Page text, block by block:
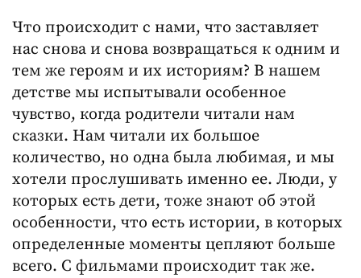
Что происходит с нами, что заставляет
нас снова и снова возвращаться к одним и
тем же героям и их историям? В нашем
детстве мы испытывали особенное
чувство, когда родители читали нам
сказки. Нам читали их большое
количество, но одна была любимая, и мы
хотели прослушивать именно ее. Люди, у
которых есть дети, тоже знают об этой
особенности, что есть истории, в которых
определенные моменты цепляют больше
всего. С фильмами происходит так же.